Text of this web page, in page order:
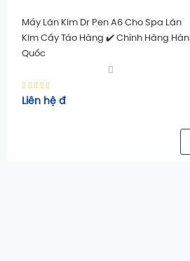
Máy Lăn Kim Dr Pen A6 Cho Spa Lăn
Kim Cấy Tảo Hàng ✔️ Chính Hãng Hàn
Quốc
Liên hệ đ